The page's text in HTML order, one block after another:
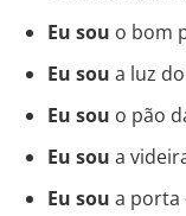
Eu sou o bom
Eu sou a luz
Eu sou o pão
Eu sou a
Eu sou a porta